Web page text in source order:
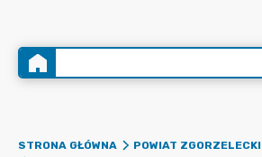
STRONA GŁÓWNA
POWIAT ZGORZELECKI